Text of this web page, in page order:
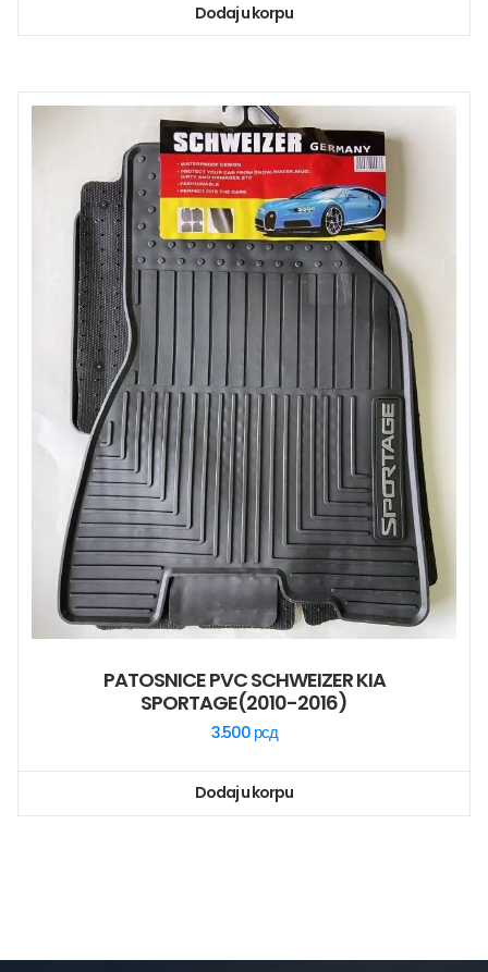
Dodaj u korpu
PATOSNICE PVC SCHWEIZER KIA
SPORTAGE(2010-2016)
3.500 рсд
Dodaj u korpu